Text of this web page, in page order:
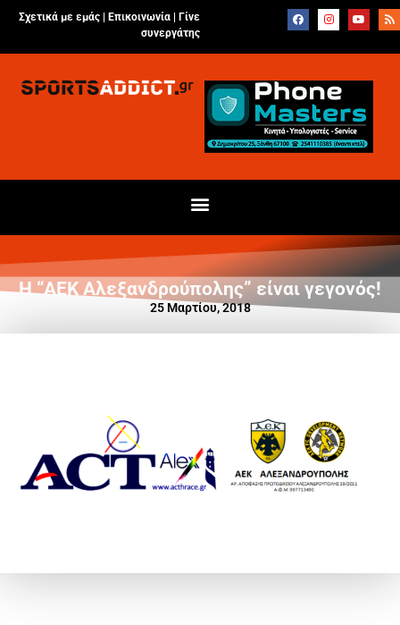
Σχετικά με εμάς | Επικοινωνία
Γίνε
συνεργάτης
Η “ΑΕΚ Αλεξανδρούπολης” είναι γεγονός!
25 Μαρτίου, 2018